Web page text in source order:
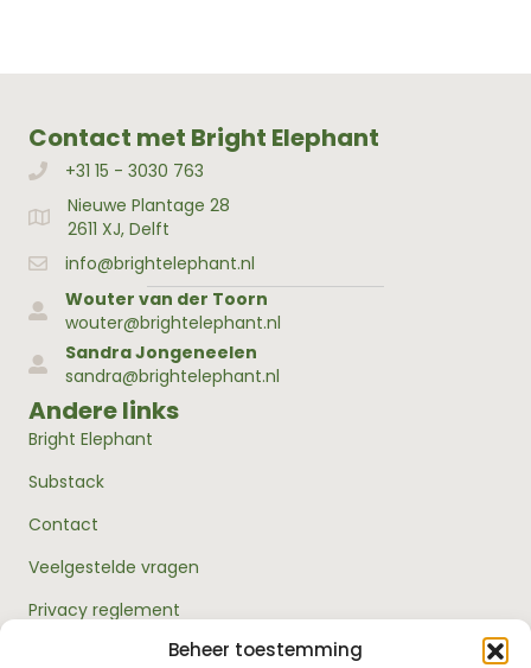
Beheer toestemming
Contact met Bright Elephant
Bellen met Bright Elephant
+31 15 - 3030 763
Adres Bright Elephant
Nieuwe Plantage 28
2611 XJ, Delft
info@brightelephant.nl
Wouter van der Toorn
wouter@brightelephant.nl
Sandra Jongeneelen
sandra@brightelephant.nl
Andere links
Bright Elephant
Substack
Contact
Veelgestelde vragen
Privacy reglement
Algemene voorwaarden